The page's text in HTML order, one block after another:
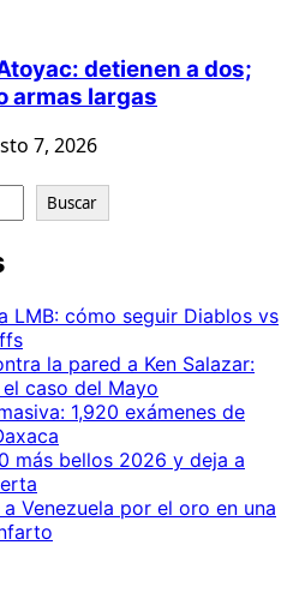
detienen a dos;
armas largas
7, 2026
Buscar
LMB: cómo seguir Diablos vs
la pared a Ken Salazar:
caso del Mayo
1,920 exámenes de
más bellos 2026 y deja a
Venezuela por el oro en una